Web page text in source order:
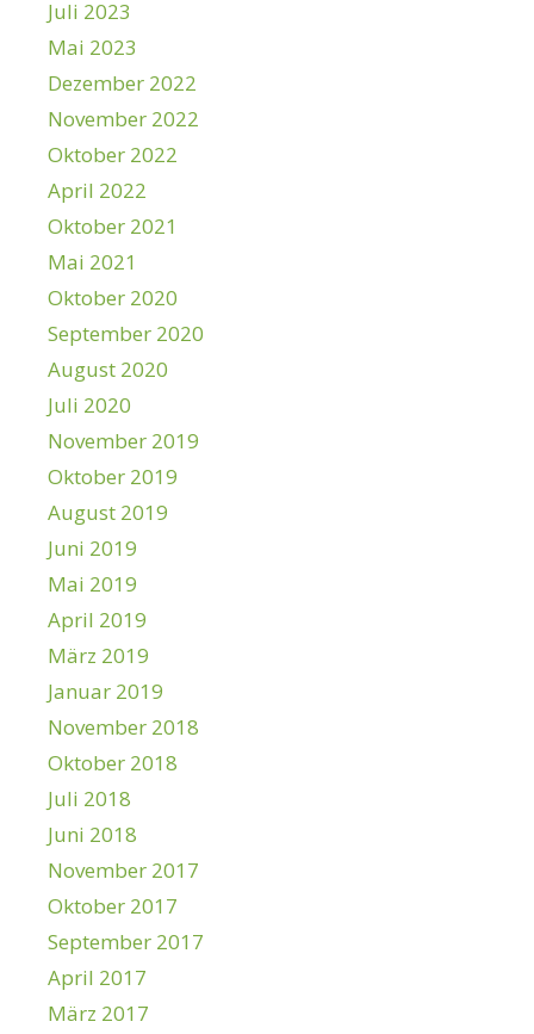
Juli 2023
Mai 2023
Dezember 2022
November 2022
Oktober 2022
April 2022
Oktober 2021
Mai 2021
Oktober 2020
September 2020
August 2020
Juli 2020
November 2019
Oktober 2019
August 2019
Juni 2019
Mai 2019
April 2019
März 2019
Januar 2019
November 2018
Oktober 2018
Juli 2018
Juni 2018
November 2017
Oktober 2017
September 2017
April 2017
März 2017